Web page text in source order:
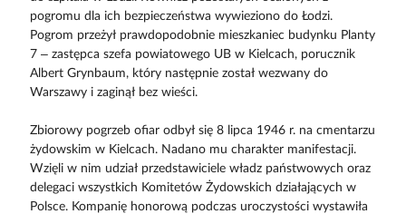
pogromu dla ich bezpieczeństwa wywieziono do Łodzi.
Pogrom przeżył prawdopodobnie mieszkaniec budynku Planty
7 – zastępca szefa powiatowego UB w Kielcach, porucznik
Albert Grynbaum, który następnie został wezwany do
Warszawy i zaginął bez wieści.
Zbiorowy pogrzeb ofiar odbył się 8 lipca 1946 r. na cmentarzu
żydowskim w Kielcach. Nadano mu charakter manifestacji.
Wzięli w nim udział przedstawiciele władz państwowych oraz
delegaci wszystkich Komitetów Żydowskich działających w
Polsce. Kompanię honorową podczas uroczystości wystawiła